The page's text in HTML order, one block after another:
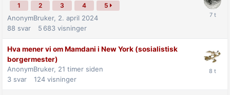
1 2 3 4 5
AnonymBruker, 2. april 2024
88 svar 5 683 visninger
Hva mener vi om Mamdani i New York (sosialistisk
borgermester)
AnonymBruker, 21 timer siden
3 svar 124 visninger